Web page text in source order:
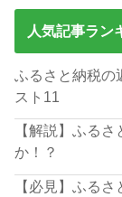
人気記事ラン
ふるさと納税の
スト11
【解説】ふる
か！？
【必見】ふる